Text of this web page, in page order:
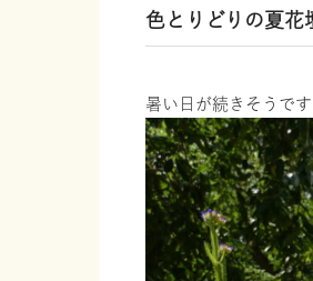
色とりどりの夏花
暑い日が続きそうで